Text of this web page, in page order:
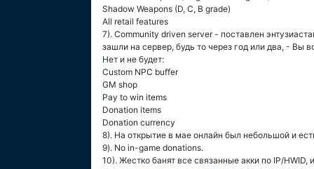
Shadow Weapons (D, C, B grade)
All retail features
7). Community driven server - поставлен
зашли на сервер, будь то через год или два, - Вы
Нет и не будет:
Custom NPC buffer
GM shop
Pay to win items
Donation items
Donation currency
8). На открытие в мае онлайн был небольшой и
9). No in-game donations.
10). Жестко банят все связанные акки по IP/